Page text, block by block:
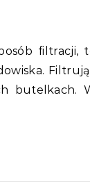
filtracji,
butelkach.